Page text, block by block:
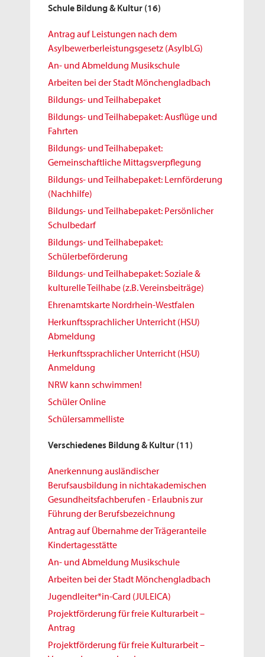
Schule Bildung & Kultur (16)
Antrag auf Leistungen nach dem
Asylbewerberleistungsgesetz (AsylbLG)
An- und Abmeldung Musikschule
Arbeiten bei der Stadt Mönchengladbach
Bildungs- und Teilhabepaket
Bildungs- und Teilhabepaket: Ausflüge und
Fahrten
Bildungs- und Teilhabepaket:
Gemeinschaftliche Mittagsverpflegung
Bildungs- und Teilhabepaket: Lernförderung
(Nachhilfe)
Bildungs- und Teilhabepaket: Persönlicher
Schulbedarf
Bildungs- und Teilhabepaket:
Schülerbeförderung
Bildungs- und Teilhabepaket: Soziale &
kulturelle Teilhabe (z.B. Vereinsbeiträge)
Ehrenamtskarte Nordrhein-Westfalen
Herkunftssprachlicher Unterricht (HSU)
Abmeldung
Herkunftssprachlicher Unterricht (HSU)
Anmeldung
NRW kann schwimmen!
Schüler Online
Schülersammelliste
Verschiedenes Bildung & Kultur (11)
Anerkennung ausländischer
Berufsausbildung in nichtakademischen
Gesundheitsfachberufen - Erlaubnis zur
Führung der Berufsbezeichnung
Antrag auf Übernahme der Trägeranteile
Kindertagesstätte
An- und Abmeldung Musikschule
Arbeiten bei der Stadt Mönchengladbach
Jugendleiter*in-Card (JULEICA)
Projektförderung für freie Kulturarbeit –
Antrag
Projektförderung für freie Kulturarbeit –